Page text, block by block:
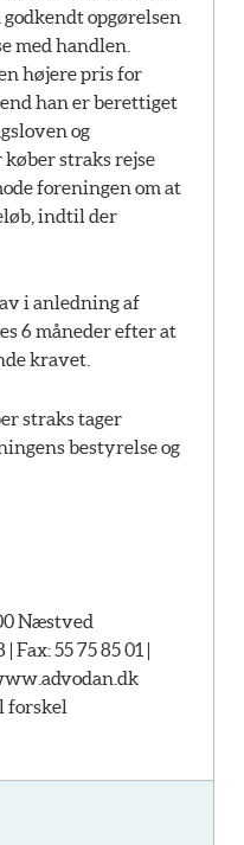
opgørelsen
med handlen.
højere pris for
han er berettiget
og
straks rejse
foreningen om at
indtil der
i anledning af
6 måneder efter at
kravet.
straks tager
bestyrelse og
Næstved
Fax: 55 75 85 01 |
forskel